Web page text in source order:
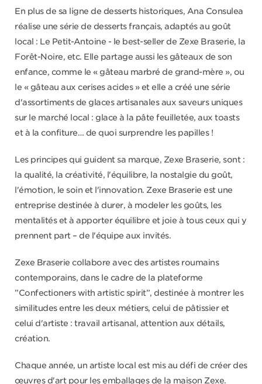
En plus de sa ligne de desserts historiques, Ana Consulea
réalise une série de desserts français, adaptés au goût
local : Le Petit-Antoine - le best-seller de Zexe Braserie, la
Forêt-Noire, etc. Elle partage aussi les gâteaux de son
enfance, comme le « gâteau marbré de grand-mère », ou
le « gâteau aux cerises acides » et elle a créé une série
d'assortiments de glaces artisanales aux saveurs uniques
sur le marché local : glace à la pâte feuilletée, aux toasts
et à la confiture… de quoi surprendre les papilles !
Les principes qui guident sa marque, Zexe Braserie, sont :
la qualité, la créativité, l'équilibre, la nostalgie du goût,
l'émotion, le soin et l'innovation. Zexe Braserie est une
entreprise destinée à durer, à modeler les goûts, les
mentalités et à apporter équilibre et joie à tous ceux qui y
prennent part – de l'équipe aux invités.
Zexe Braserie collabore avec des artistes roumains
contemporains, dans le cadre de la plateforme
”Confectioners with artistic spirit”, destinée à montrer les
similitudes entre les deux métiers, celui de pâtissier et
celui d'artiste : travail artisanal, attention aux détails,
création.
Chaque année, un artiste local est mis au défi de créer des
œuvres d'art pour les emballages de la maison Zexe.